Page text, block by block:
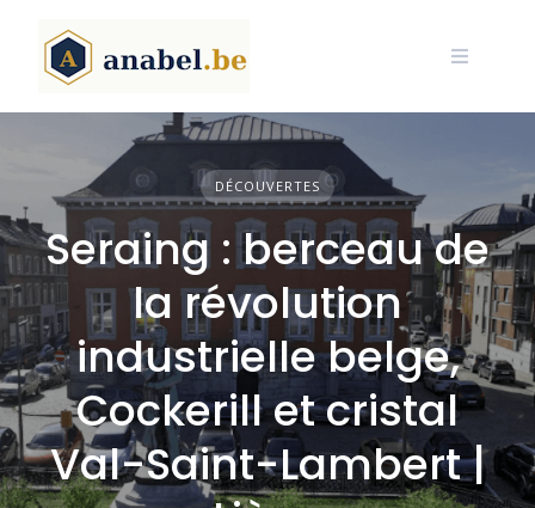
content
DÉCOUVERTES
Seraing : berceau de
la révolution
industrielle belge,
Cockerill et cristal
Val-Saint-Lambert |